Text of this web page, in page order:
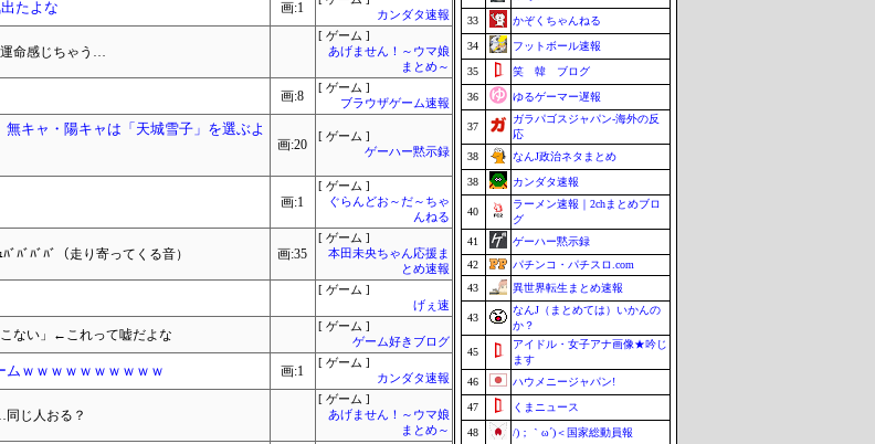
たよな 画:1
カンダタ速報
運命感じちゃう…
[ ゲーム ]
あげません！～ウマ娘
まとめ～
画:8
[ ゲーム ]
ブラウザゲーム速報
キャ・陽キャは「天城雪子」を選ぶよ
画:20
[ ゲーム ]
ゲーハー黙示録
画:1
[ ゲーム ]
ぐらんどお～だ～ちゃ
んねる
ﾞﾊﾞﾊﾞ（走り寄ってくる音） 画:35
[ ゲーム ]
本田未央ちゃん応援ま
とめ速報
[ ゲーム ]
げぇ速
ない」←これって嘘だよな
[ ゲーム ]
ゲーム好きブログ
ムｗｗｗｗｗｗｗｗｗｗ 画:1
[ ゲーム ]
カンダタ速報
同じ人おる？
[ ゲーム ]
あげません！～ウマ娘
まとめ～
33 かぞくちゃんねる
34 フットボール速報
35 笑 韓 ブログ
36 ゆるゲーマー遅報
37
ガラパゴスジャパン-海外の反
応
38
なんJ政治ネタまとめ
38 カンダタ速報
40
ラーメン速報｜2chまとめブロ
グ
41
ゲーハー黙示録
42
パチンコ・パチスロ.com
43
異世界転生まとめ速報
43
なんJ（まとめては）いかんの
か？
45
アイドル・女子アナ画像★吟じ
ます
46
ハウメニージャパン!
47 くまニュース
48 /)；｀ω´)＜国家総動員報